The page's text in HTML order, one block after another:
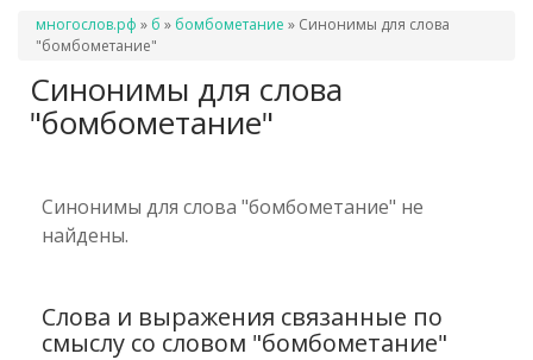
Вы
здесь
многослов.рф » б » бомбометание » Синонимы для слова
"бомбометание"
Синонимы для слова
"бомбометание"
Синонимы для слова "бомбометание" не
найдены.
Слова и выражения связанные по
смыслу со словом "бомбометание"